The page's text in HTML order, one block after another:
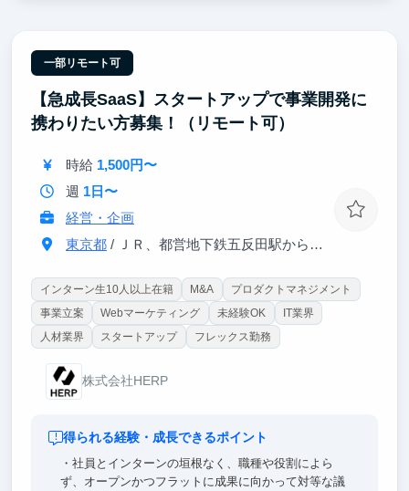
じつつ直接吸収できます。日々のフィードバックを通
じ、どこでも通用する「解像度の高い思考力」を身に
沁み込ませます。
【東大早慶8割】
来るだけで視座が高まる刺激を受けることができま
す。過去、インターン生は戦略コンサル・外銀・総合
一部リモート可
【急成長SaaS】スタートアップで事業開発に
携わりたい方募集！（リモート可）
時給 1,500円〜
週 1日〜
経営・企画
東京都/ ＪＲ、都営地下鉄五反田駅から徒歩1分
インターン生10人以上在籍 M&A
プロダクトマネジメント
事業立案
Webマーケティング 未経験OK
IT業界
人材業界
スタートアップ フレックス勤務
株式会社HERP
得られる経験・成長できるポイント
・社員とインターンの垣根なく、職種や役割によら
ず、オープンかつフラットに成果に向かって対等な議